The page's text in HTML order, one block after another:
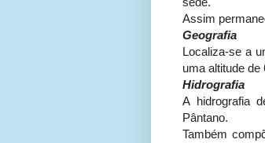
Assim
Geografia
Localiza-se a
uma altitude de
Hidrografia
A hidrografia
Pântano.
Também